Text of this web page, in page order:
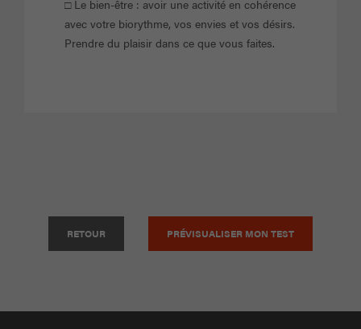
□ Le bien-être : avoir une activité en cohérence
avec votre biorythme, vos envies et vos désirs.
Prendre du plaisir dans ce que vous faites.
RETOUR PRÉVISUALISER MON TEST